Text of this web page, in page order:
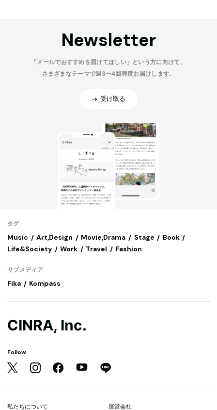
Newsletter
「メールでおすすめを届けてほしい」という方に向けて、
さまざまなテーマで週3〜4回程度お届けします。
受け取る
タグ
Music Art,Design Movie,Drama Stage
Book
Life&Society
Work Travel Fashion
サブメディア
Fika Kompass
CINRA, Inc.
Follow
私たちについて 運営会社